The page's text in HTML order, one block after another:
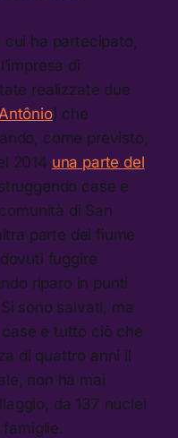
cui ha partecipato,
di
realizzate due
) che
come previsto,
2014 una parte del
case e
di San
parte del fiume
fuggire
riparo in punti
sono salvati, ma
e tutto ciò che
di quattro anni il
non ha mai
da 137 nuclei